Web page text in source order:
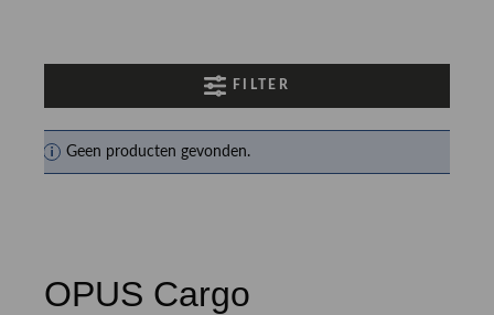
FILTER
Geen producten gevonden.
OPUS Cargo